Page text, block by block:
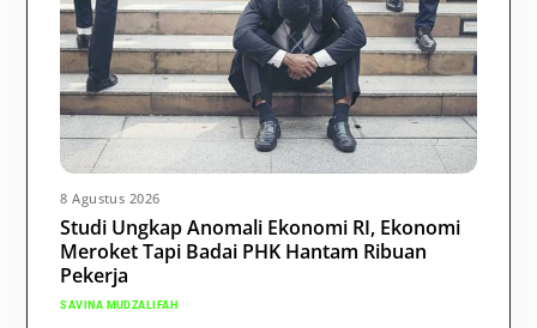
8 Agustus 2026
Studi Ungkap Anomali Ekonomi RI, Ekonomi
Meroket Tapi Badai PHK Hantam Ribuan
Pekerja
SAVINA MUDZALIFAH